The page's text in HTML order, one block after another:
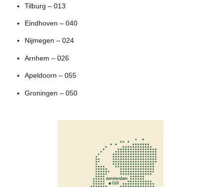
Tilburg – 013
Eindhoven – 040
Nijmegen – 024
Arnhem – 026
Apeldoorn – 055
Groningen – 050